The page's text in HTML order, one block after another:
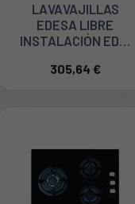
LAVAVAJILLAS
EDESA LIBRE
INSTALACIÓN EDW
45 CM, 8 PROGRAMAS
305,64 €